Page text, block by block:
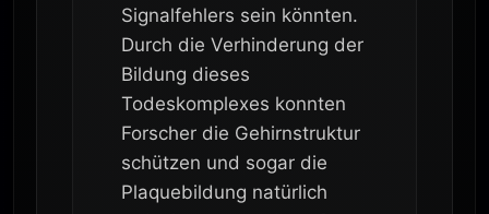
Signalfehlers sein könnten.
Durch die Verhinderung der
Bildung dieses
Todeskomplexes konnten
Forscher die Gehirnstruktur
schützen und sogar die
Plaquebildung natürlich